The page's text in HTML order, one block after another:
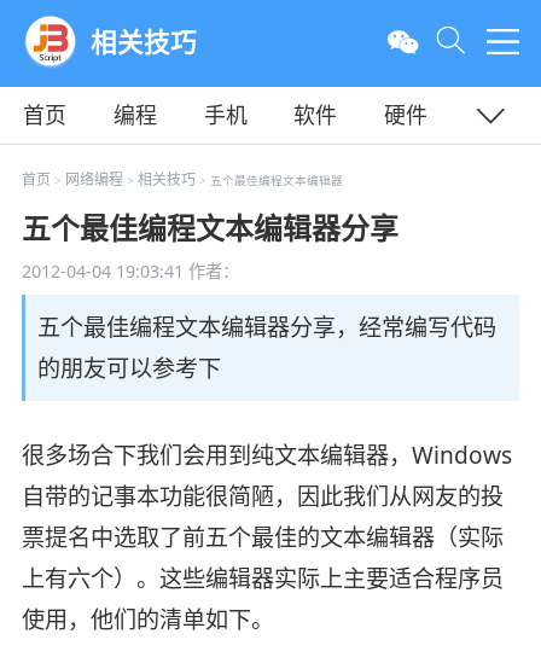
相关技巧
首页 编程 手机 软件
硬件
教程
平面 服务器
首页 > 网络编程 > 相关技巧 > 五个最佳编程文本编辑器
五个最佳编程文本编辑器分享
2012-04-04 19:03:41 作者：
五个最佳编程文本编辑器分享，经常编写代码
的朋友可以参考下
很多场合下我们会用到纯文本编辑器，Windows
自带的记事本功能很简陋，因此我们从网友的投
票提名中选取了前五个最佳的文本编辑器（实际
上有六个）。这些编辑器实际上主要适合程序员
使用，他们的清单如下。